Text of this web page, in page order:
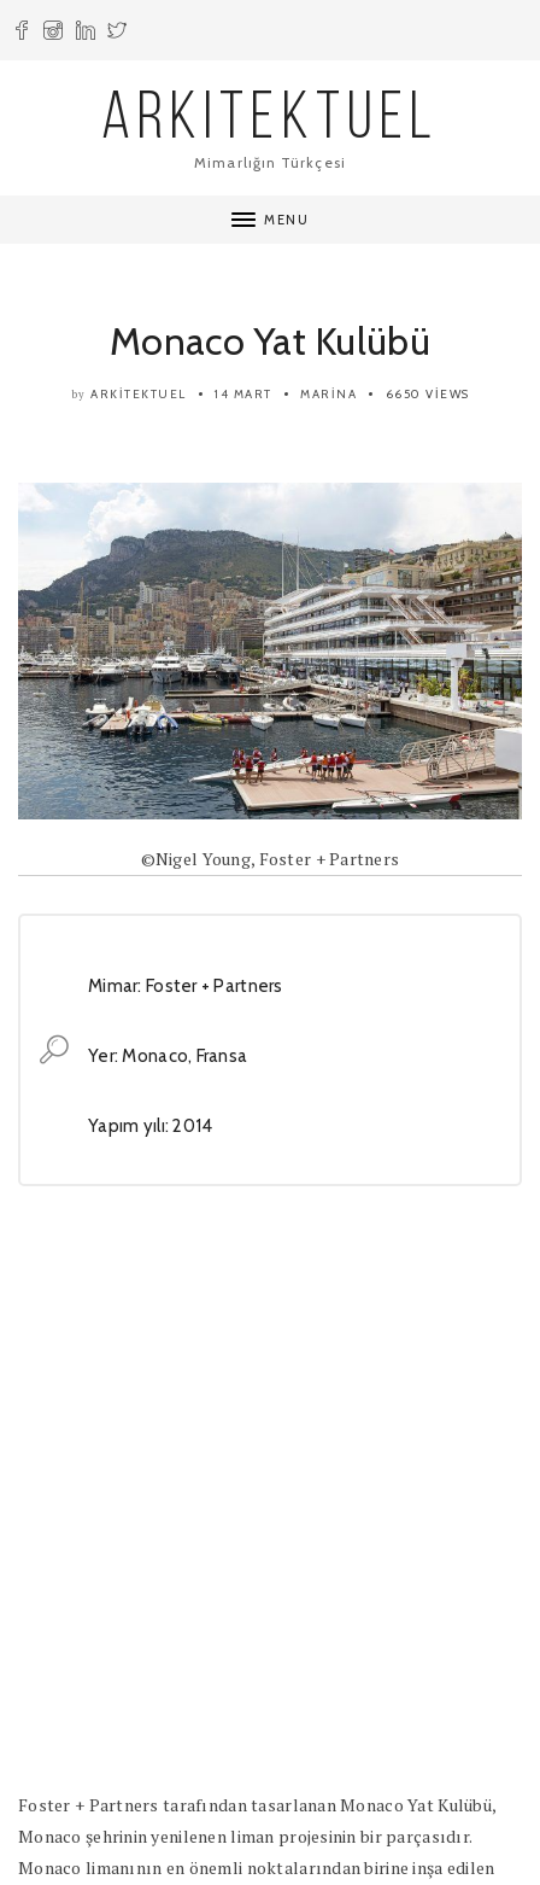
ARKITEKTUEL
Mimarlığın Türkçesi
MENU
Monaco Yat Kulübü
by ARKITEKTUEL 14 MART MARINA 6650 VIEWS
©Nigel Young, Foster + Partners
Mimar: Foster + Partners
Yer: Monaco, Fransa
Yapım yılı: 2014
Foster + Partners tarafından tasarlanan Monaco Yat Kulübü,
Monaco şehrinin yenilenen liman projesinin bir parçasıdır.
Monaco limanının en önemli noktalarından birine inşa edilen